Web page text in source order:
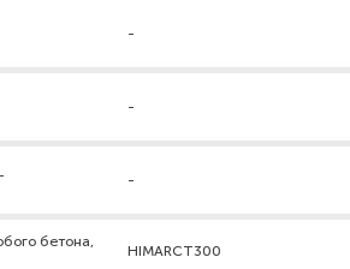
-
-
-
бетона,
HIMARCT300